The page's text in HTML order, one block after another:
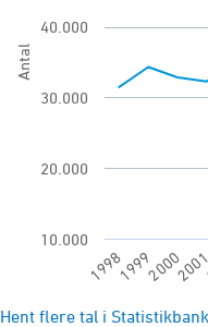
The chart has 1 X
The chart has 1 Y
Antal
199819992000
10.000
20.000
30.000
40.000
End of interactive
Hent flere tal i